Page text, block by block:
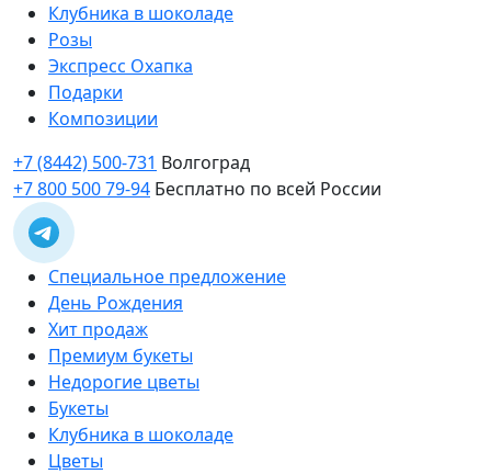
Клубника в шоколаде
Розы
Экспресс Охапка
Подарки
Композиции
+7 (8442) 500-731 Волгоград
+7 800 500 79-94 Бесплатно по всей России
Специальное предложение
День Рождения
Хит продаж
Премиум букеты
Недорогие цветы
Букеты
Клубника в шоколаде
Цветы